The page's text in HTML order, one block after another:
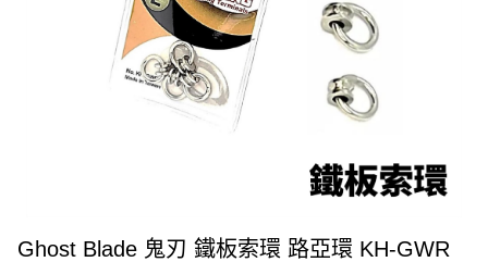
Ghost Blade 鬼刃 鐵板索環 路亞環 KH-GWR